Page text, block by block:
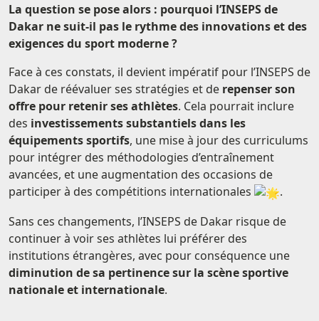
La question se pose alors : pourquoi l’INSEPS de
Dakar ne suit-il pas le rythme des innovations et des
exigences du sport moderne ?
Face à ces constats, il devient impératif pour l’INSEPS de
Dakar de réévaluer ses stratégies et de repenser son
offre pour retenir ses athlètes. Cela pourrait inclure
des investissements substantiels dans les
équipements sportifs, une mise à jour des curriculums
pour intégrer des méthodologies d’entraînement
avancées, et une augmentation des occasions de
participer à des compétitions internationales
.
Sans ces changements, l’INSEPS de Dakar risque de
continuer à voir ses athlètes lui préférer des
institutions étrangères, avec pour conséquence une
diminution de sa pertinence sur la scène sportive
nationale et internationale.